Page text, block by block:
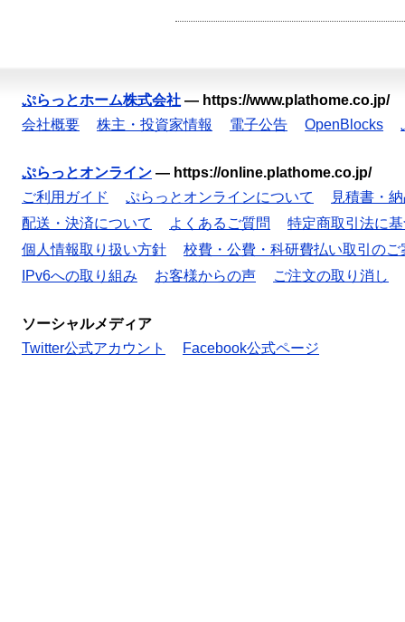
ぷらっとホーム株式会社 — https://www.plathome.co.jp/
会社概要
株主・投資家情報 電子公告 OpenBlocks
ぷらっとオンライン — https://online.plathome.co.jp/
ご利用ガイド
ぷらっとオンラインについて
見積書・
配送・決済について
よくあるご質問
特定商取引法に
個人情報取り扱い方針
校費・公費・科研費払い取引のご
IPv6への取り組み
お客様からの声 ご注文の取り消し
ソーシャルメディア
Twitter公式アカウント
Facebook公式ページ